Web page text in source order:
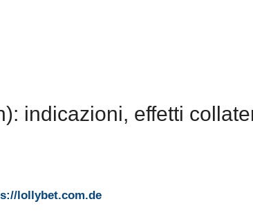
indicazioni, effetti
lollybet.com.de